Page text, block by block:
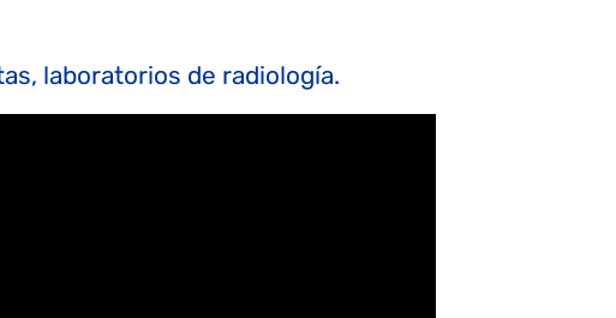
laboratorios de radiología.